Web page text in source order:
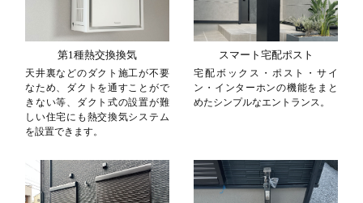
第1種熱交換換気
天井裏などのダクト施工が不要
なため、ダクトを通すことがで
きない等、ダクト式の設置が難
しい住宅にも熱交換気システム
を設置できます。
スマート宅配ポスト
宅配ボックス・ポスト・サイ
ン・インターホンの機能をまと
めたシンプルなエントランス。